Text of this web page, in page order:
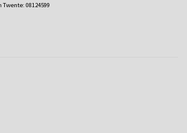
Twente: 08124599